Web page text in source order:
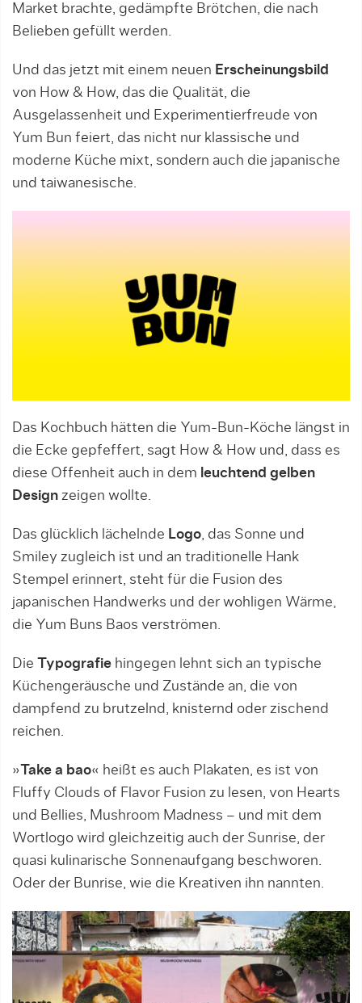
Market brachte, gedämpfte Brötchen, die nach
Belieben gefüllt werden.
Und das jetzt mit einem neuen Erscheinungsbild
von How & How, das die Qualität, die
Ausgelassenheit und Experimentierfreude von
Yum Bun feiert, das nicht nur klassische und
moderne Küche mixt, sondern auch die japanische
und taiwanesische.
Das Kochbuch hätten die Yum-Bun-Köche längst in
die Ecke gepfeffert, sagt How & How und, dass es
diese Offenheit auch in dem leuchtend gelben
Design zeigen wollte.
Das glücklich lächelnde Logo, das Sonne und
Smiley zugleich ist und an traditionelle Hank
Stempel erinnert, steht für die Fusion des
japanischen Handwerks und der wohligen Wärme,
die Yum Buns Baos verströmen.
Die Typografie hingegen lehnt sich an typische
Küchengeräusche und Zustände an, die von
dampfend zu brutzelnd, knisternd oder zischend
reichen.
»Take a bao« heißt es auch Plakaten, es ist von
Fluffy Clouds of Flavor Fusion zu lesen, von Hearts
und Bellies, Mushroom Madness – und mit dem
Wortlogo wird gleichzeitig auch der Sunrise, der
quasi kulinarische Sonnenaufgang beschworen.
Oder der Bunrise, wie die Kreativen ihn nannten.